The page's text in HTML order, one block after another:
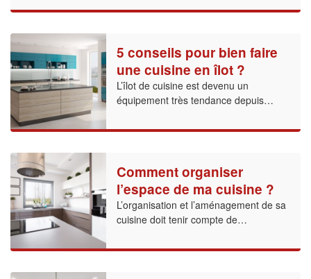
5 conseils pour bien faire
une cuisine en îlot ?
L’îlot de cuisine est devenu un
équipement très tendance depuis…
Comment organiser
l’espace de ma cuisine ?
L’organisation et l’aménagement de sa
cuisine doit tenir compte de…